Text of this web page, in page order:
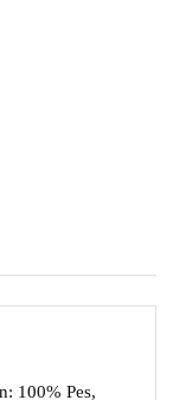
100% Pes,